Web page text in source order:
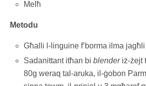
Melħ
Metodu
Għalli l-linguine f’borma ilma
Sadanittant itħan biblender iż-żejt
80g weraq tal-aruka, il-ġobon